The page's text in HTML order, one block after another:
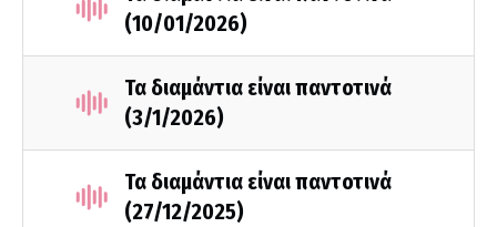
(10/01/2026)
Τα διαμάντια είναι παντοτινά
(3/1/2026)
Τα διαμάντια είναι παντοτινά
(27/12/2025)